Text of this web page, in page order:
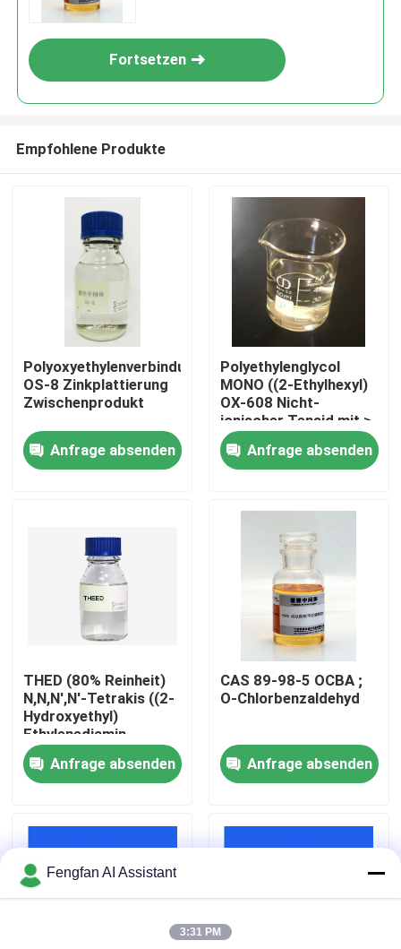
Zu Hause
Über uns
Qualitätskontrolle
Kontakt
Nachrichten
Angebot anfordern
Chemikalien zur Verzinkung
Fortsetzen
Empfohlene Produkte
Polyoxyethylenverbindung
OS-8 Zinkplattierung
Zwischenprodukt
Anfrage absenden
Polyethylenglycol
MONO ((2-Ethylhexyl)
OX-608 Nicht-
ionischer Tensid mit ≥
80%
Anfrage absenden
THED (80% Reinheit)
N,N,N',N'-Tetrakis ((2-
Hydroxyethyl)
Ethylenediamin
Anfrage absenden
CAS 89-98-5 OCBA ;
O-Chlorbenzaldehyd
Anfrage absenden
Fengfan AI Assistant
3:31 PM